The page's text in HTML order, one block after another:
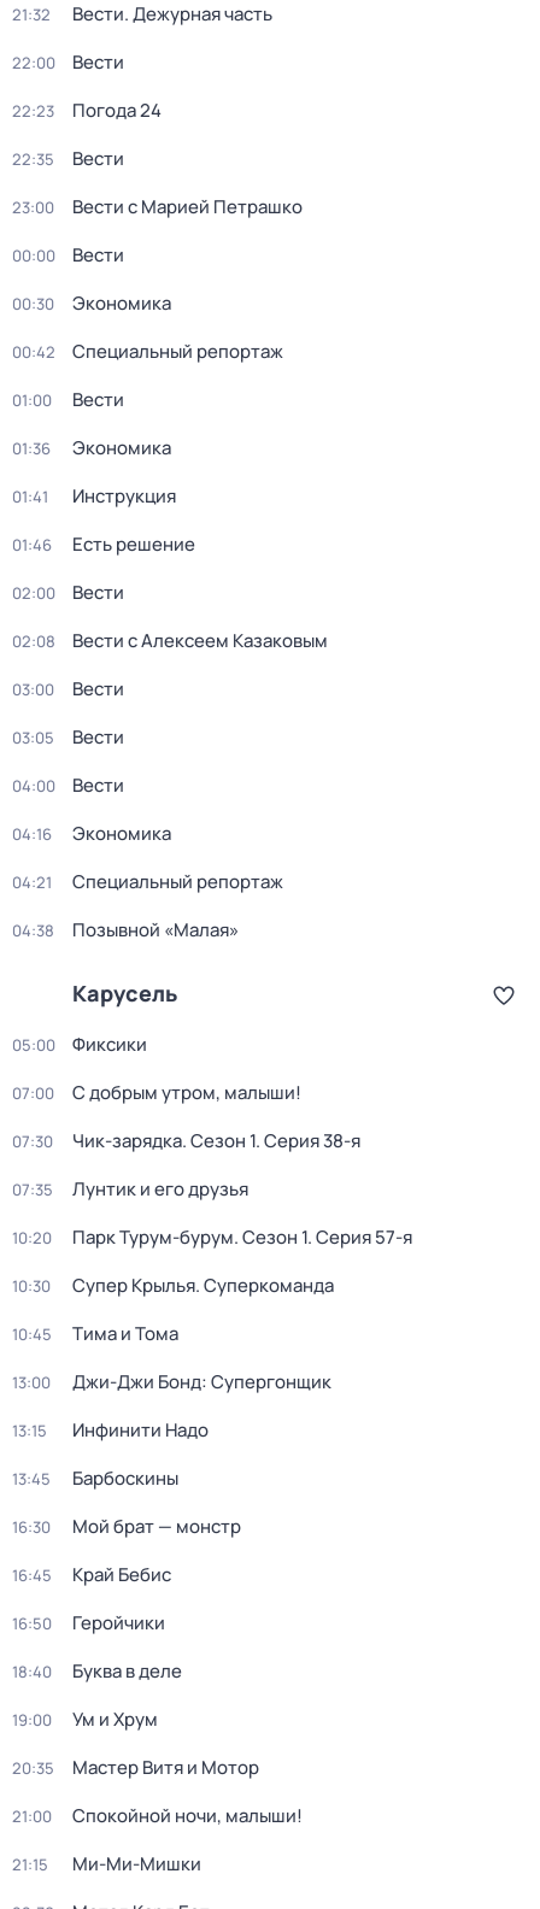
21:32 Вести. Дежурная часть
22:00 Вести
22:23 Погода 24
22:35 Вести
23:00 Вести с Марией Петрашко
00:00 Вести
00:30 Экономика
00:42 Специальный репортаж
01:00 Вести
01:36 Экономика
01:41 Инструкция
01:46 Есть решение
02:00 Вести
02:08 Вести с Алексеем Казаковым
03:00 Вести
03:05 Вести
04:00 Вести
04:16 Экономика
04:21 Специальный репортаж
04:38 Позывной «Малая»
Карусель
05:00 Фиксики
07:00 С добрым утром, малыши!
07:30 Чик-зарядка. Сезон 1. Серия 38-я
07:35 Лунтик и его друзья
10:20 Парк Турум-бурум. Сезон 1. Серия 57-я
10:30 Супер Крылья. Суперкоманда
10:45 Тима и Тома
13:00 Джи-Джи Бонд: Супергонщик
13:15 Инфинити Надо
13:45 Барбоскины
16:30 Мой брат — монстр
16:45 Край Бебис
16:50 Геройчики
18:40 Буква в деле
19:00 Ум и Хрум
20:35 Мастер Витя и Мотор
21:00 Спокойной ночи, малыши!
21:15 Ми-Ми-Мишки